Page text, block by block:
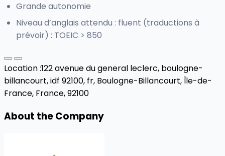
Grande autonomie
Niveau d’anglais attendu : fluent (traductions à
prévoir) : TOEIC > 850
Location :122 avenue du general leclerc, boulogne-
billancourt, idf 92100, fr, Boulogne-Billancourt, Île-de-
France, France, 92100
About the Company